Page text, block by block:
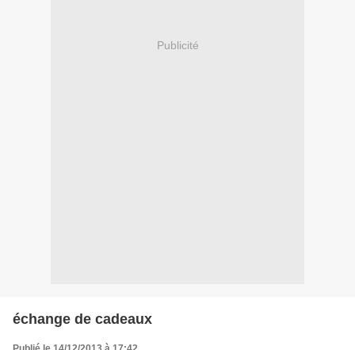
Publicité
échange de cadeaux